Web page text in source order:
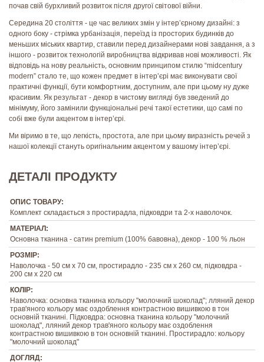
почав свій бурхливий розвиток після другої світової війни.
Середина 20 століття - це час великих змін у інтер’єрному дизайні: з
одного боку - стрімка урбанізація, переїзд із просторих будинків до
меньших міських квартир, ставили перед дизайнерами нові завдання, а з
іншого - розвиток технологій виробництва відкривав нові можливості. Як
відповідь на нову реальність, основним принципом стилю “midcentury
modern” стало те, що кожен предмет в інтер’єрі має виконувати свої
практичні функції, бути комфортним, доступним, але при цьому ну дуже
красивим. Як результат - декор в чистому вигляді був зведений до
мінімуму, його замінили функціональні речі такої естетики, що самі по
собі вже були акцентом в інтер’єрі.
Ми віримо в те, що легкість, простота, але при цьому виразність речей з
нашої колекції стануть оригінальним акцентом у вашому інтер’єрі.
ДЕТАЛІ ПРОДУКТУ
ОПИС ТОВАРУ:
Комплект складається з простирадла, підковдри та 2-х наволочок.
МАТЕРІАЛ:
Основна тканина - сатин premium (100% бавовна), декор - 100 % льон
РОЗМІР:
Наволочка - 50 см х 70 см, простирадло - 235 см х 260 см, підковдра -
200 см х 220 см
КОЛІР:
Наволочка: основна тканина кольору "молочний шоколад"; лляний декор
трав'яного кольору має оздоблення контрастною вишивкою в тон
основній тканині. Підковдра: основна тканина кольору "молочний
шоколад", лляний декор трав'яного кольору має оздоблення
контрастною вишивкою в тон основній тканині. Простирадло: кольору
"молочний шоколад"
ДОГЛЯД: